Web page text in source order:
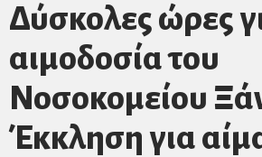
Δύσκολες ώρες
αιμοδοσία του
Νοσοκομείου
Έκκληση για